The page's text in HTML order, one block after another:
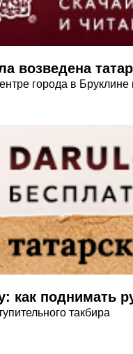
возведена
города в
как поднимать
такбира